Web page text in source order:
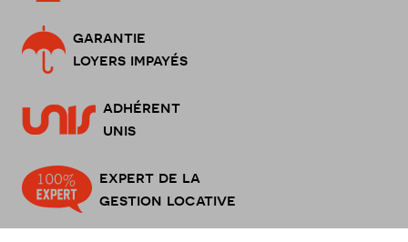
garantie
loyers impayés
adhérent
unis
expert de la
gestion locative